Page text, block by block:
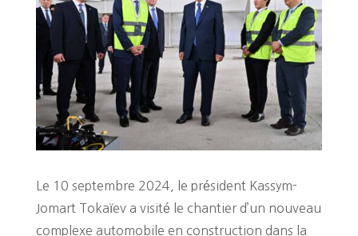
Le 10 septembre 2024, le président Kassym-
Jomart Tokaïev a visité le chantier d’un nouveau
complexe automobile en construction dans la